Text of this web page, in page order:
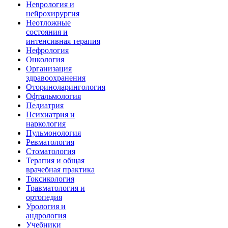
Неврология и
нейрохирургия
Неотложные
состояния и
интенсивная терапия
Нефрология
Онкология
Организация
здравоохранения
Оториноларингология
Офтальмология
Педиатрия
Психиатрия и
наркология
Пульмонология
Ревматология
Стоматология
Терапия и общая
врачебная практика
Токсикология
Травматология и
ортопедия
Урология и
андрология
Учебники